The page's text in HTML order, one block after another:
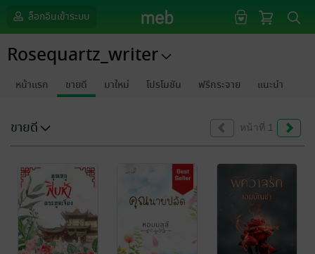
ล็อกอินเข้าระบบ
Rosequartz_writer
หน้าแรก ขายดี มาใหม่ โปรโมชัน ฟรีกระจาย แนะนำ
ขายดี หน้าที่ 1